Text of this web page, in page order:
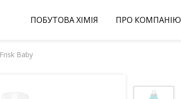
ПОБУТОВА ХІМІЯ ПРО КОМПАНІЮ
Frisk Baby